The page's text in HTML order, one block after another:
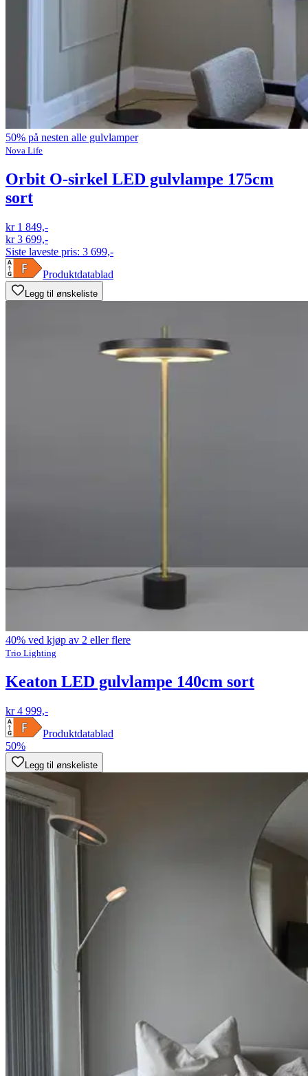
50% på nesten alle gulvlamper
Nova Life
Orbit O-sirkel LED gulvlampe 175cm
sort
kr 1 849,-
kr 3 699,-
Siste laveste pris: 3 699,-
Produktdatablad
Legg til ønskeliste
40% ved kjøp av 2 eller flere
Trio Lighting
Keaton LED gulvlampe 140cm sort
kr 4 999,-
Produktdatablad
50%
Legg til ønskeliste